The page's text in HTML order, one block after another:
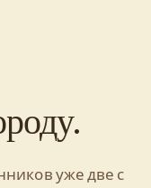
уже две с